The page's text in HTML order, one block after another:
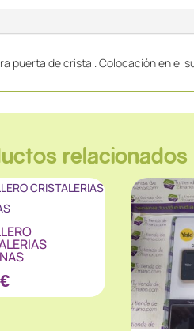
puerta de cristal. Colocación en el
relacionados
€